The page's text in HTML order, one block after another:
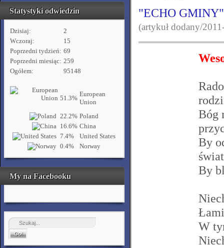
Statystyki odwiedzin
Dzisiaj:
2
Wczoraj:
15
Poprzedni tydzień: 69
Poprzedni miesiąc: 259
Ogółem:
95148
51.3%
European
Union
22.2% Poland
16.6% China
7.4%
United States
0.4%
Norway
My na Facebooku
"ECHO
(artykuł dodany/
Bóg
By
By
W